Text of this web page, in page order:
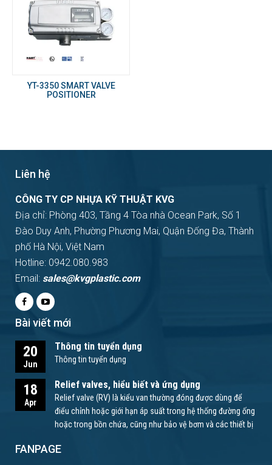
YT-3350 SMART VALVE
POSITIONER
Liên hệ
CÔNG TY CP NHỰA KỸ THUẬT KVG
Địa chỉ: Phòng 403, Tầng 4 Tòa nhà Ocean Park, Số 1
Đào Duy Anh, Phường Phương Mai, Quận Đống Đa, Thành
phố Hà Nội, Việt Nam
Hotline: 0942.080.983
Email: sales@kvgplastic.com
Bài viết mới
20
Jun
Thông tin tuyển dụng
Thông tin tuyển dụng
18
Apr
Relief valves, hiểu biết và ứng dụng
Relief valve (RV) là kiểu van thường đóng được dùng để
điểu chỉnh hoặc giới hạn áp suất trong hệ thống đường ống
hoặc trong bồn chứa, cũng như bảo vệ bơm và các thiết bị
FANPAGE